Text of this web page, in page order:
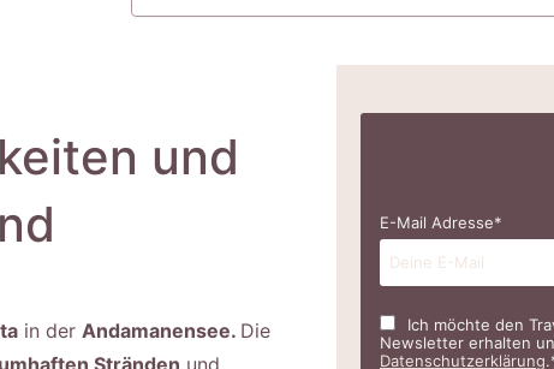
und
in der Andamanensee. Die
E-Mail Adresse*
Ich möchte den
Newsletter erhalten
Datenschutzerklärung